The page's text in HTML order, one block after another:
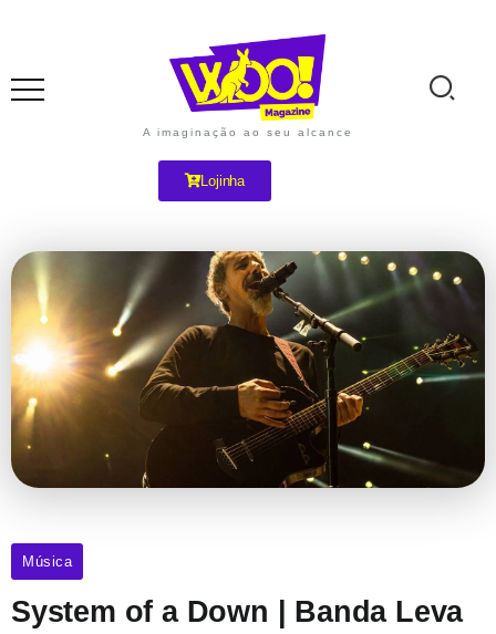
A imaginação ao seu alcance
Lojinha
Música
System of a Down | Banda Leva